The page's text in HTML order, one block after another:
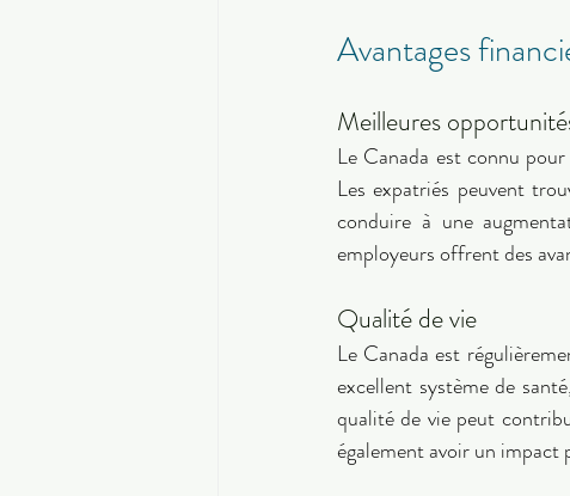
Avantages
Meilleures
Le Canada est connu
Les expatriés peuvent
conduire à une
employeurs offrent des
Qualité de vie
Le Canada est
excellent système de
qualité de vie peut
également avoir un